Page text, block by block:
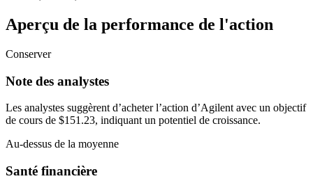
Aperçu de la performance de l'action
Conserver
Note des analystes
Les analystes suggèrent d’acheter l’action d’Agilent avec un objectif
de cours de $151.23, indiquant un potentiel de croissance.
Au-dessus de la moyenne
Santé financière